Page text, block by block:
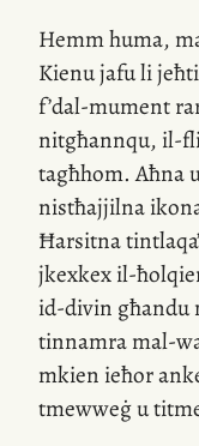
Hemm huma,
Kienu jafu li
f’dal-mument
nitgħannqu, il-
tagħhom. Aħna
nistħajjilna
Ħarsitna
jkexkexil-
id-divin għandu
tinnamramal-
mkien ieħor
tmewweġ u